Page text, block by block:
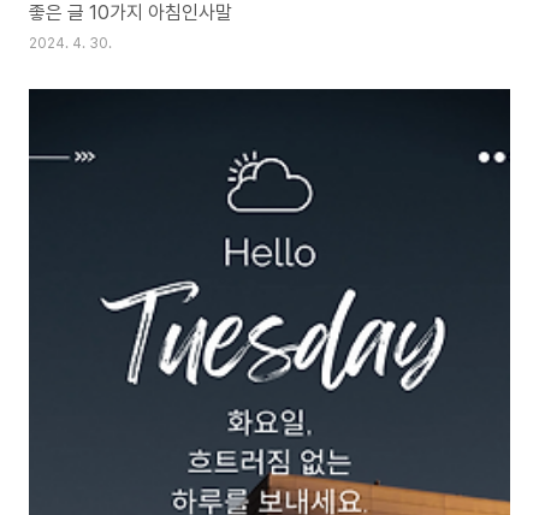
좋은 글 10가지 아침인사말
2024. 4. 30.